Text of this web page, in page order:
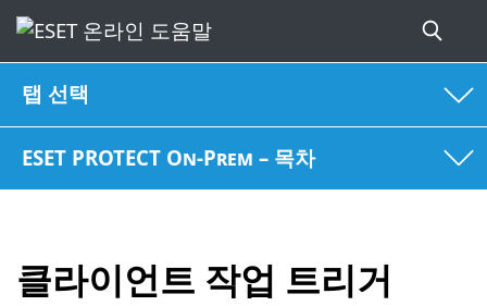
탭 선택
ESET PROTECT On-Prem – 목차
클라이언트 작업 트리거